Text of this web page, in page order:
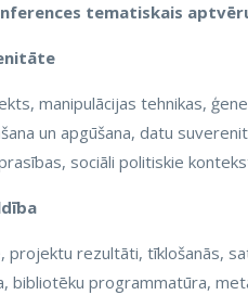
tematiskais
manipulācijas tehnikas,
un apgūšana, datu
sociāli politiskie
projektu rezultāti, tīklošanās,
bibliotēku programmatūra,